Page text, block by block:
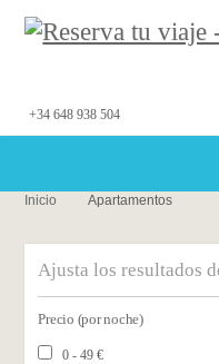
+34 648 938 504
Inicio Apartamentos
Ajusta los resultados
Precio (por noche)
0 - 49€